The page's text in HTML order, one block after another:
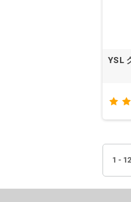
YSL
1 -